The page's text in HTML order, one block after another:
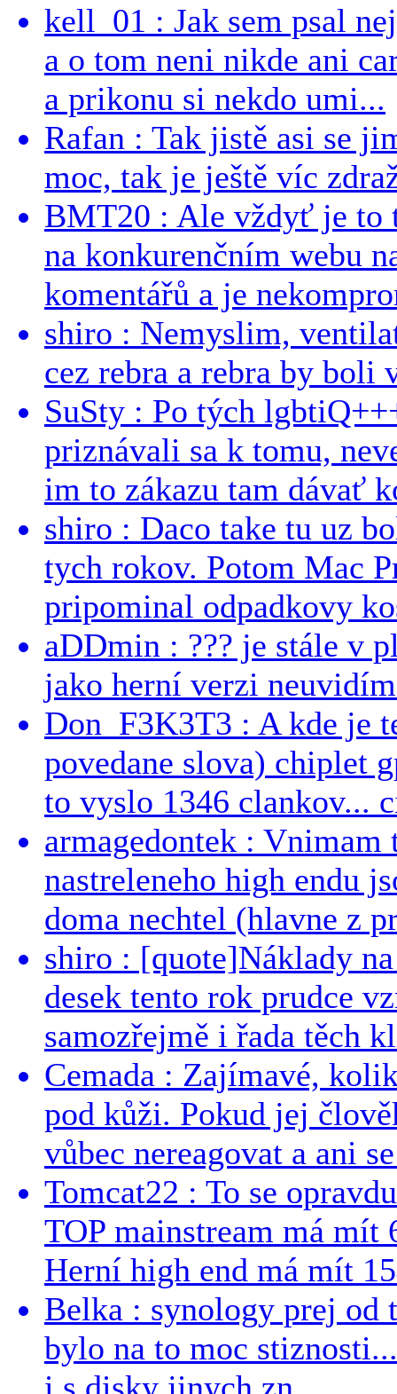
kell_01 : Jak sem psal
a o tom neni nikde ani
a prikonu si nekdo umi...
Rafan : Tak jistě asi se
moc, tak je ještě víc
BMT20 : Ale vždyť je to
na konkurenčním webu
komentářů a je
shiro : Nemyslim,
cez rebra a rebra by boli
SuSty : Po tých
priznávali sa k tomu,
im to zákazu tam dávať
shiro : Daco take tu uz
tych rokov. Potom Mac
pripominal odpadkovy
aDDmin : ??? je stále v
jako herní verzi
Don_F3K3T3 : A kde je
povedane slova) chiplet
to vyslo 1346 clankov...
armagedontek : Vnimam
nastreleneho high endu
doma nechtel (hlavne z
shiro : [quote]Náklady
desek tento rok prudce
samozřejmě i řada těch
Cemada : Zajímavé,
pod kůži. Pokud jej
vůbec nereagovat a ani
Tomcat22 : To se
TOP mainstream má
Herní high end má mít
Belka : synology prej od
bylo na to moc